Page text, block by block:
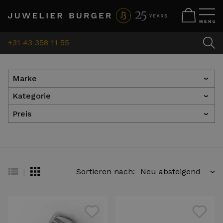
+31 43 358 11 55
Marke ›
Kategorie ›
Preis ›
| Sortieren nach: ›